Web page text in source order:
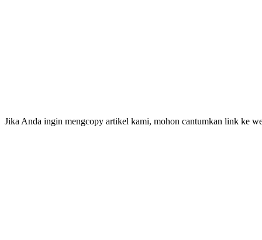
Jika Anda ingin mengcopy artikel kami, mohon cantumkan link ke